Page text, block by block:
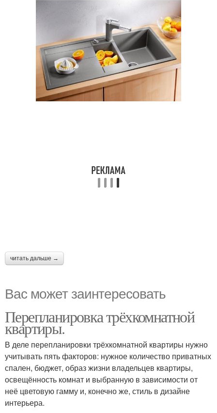
читать дальше →
Вас может заинтересовать
Перепланировка трёхкомнатной
квартиры.
В деле перепланировки трёхкомнатной квартиры нужно
учитывать пять факторов: нужное количество приватных
спален, бюджет, образ жизни владельцев квартиры,
освещённость комнат и выбранную в зависимости от
неё цветовую гамму и, конечно же, стиль в дизайне
интерьера.